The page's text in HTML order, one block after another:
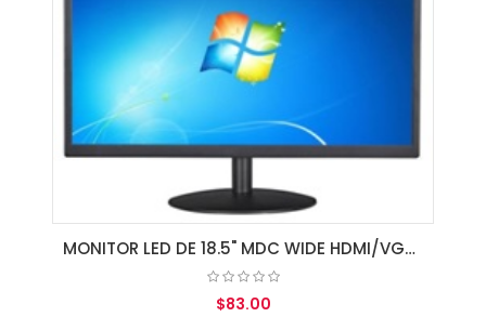
MONITOR LED DE 18.5" MDC WIDE HDMI/VGA BLACK
$83.00